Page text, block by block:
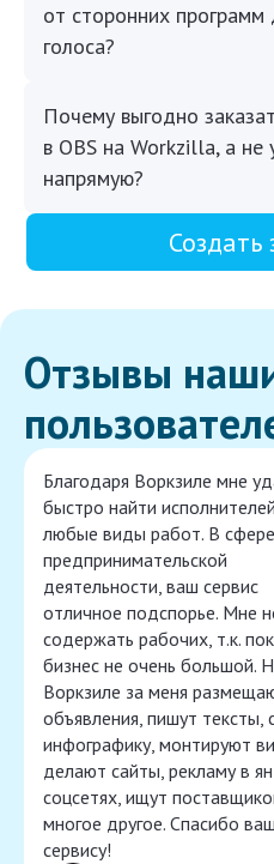
от сторонних программ
голоса?
Почему выгодно
в OBS на Workzilla, а не
напрямую?
Создать
Отзывы
Благодаря Воркзиле мне
быстро найти
любые виды работ. В сфере
предпринимательской
деятельности, ваш сервис
отличное подспорье. Мне
содержать рабочих, т.к.
бизнес не очень большой.
Воркзиле за меня
объявления, пишут тексты,
инфографику, монтируют
делают сайты, рекламу в
соцсетях, ищут
многое другое. Спасибо
сервису!